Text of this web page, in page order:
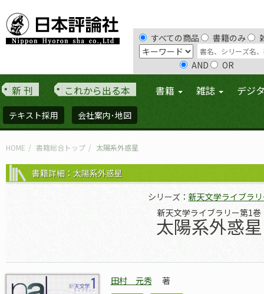
すべての商品 書籍のみ
AND OR
新 刊 これから出る本 書籍 雑誌 デジ
テキスト採用 会社案内･地図
HOME 書籍総合トップ 太陽系外惑星
書籍詳細：太陽系外惑星
シリーズ： 新天文学ライブラ
新天文学ライブラリー第1巻
太陽系外惑星
田村 元秀 著